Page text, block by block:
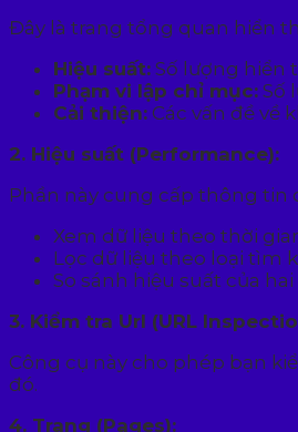
Đây là trang tổng quan hiển
Hiệu suất: Số lượng hiển
Phạm vi lập chỉ mục: Số
Cải thiện: Các vấn đề về
2. Hiệu suất (Performance):
Phần này cung cấp thông tin
Xem dữ liệu theo thời
Lọc dữ liệu theo loại tìm
So sánh hiệu suất của
3. Kiểm tra Url (URL
Công cụ này cho phép bạn
đó.
4. Trang (Pages):